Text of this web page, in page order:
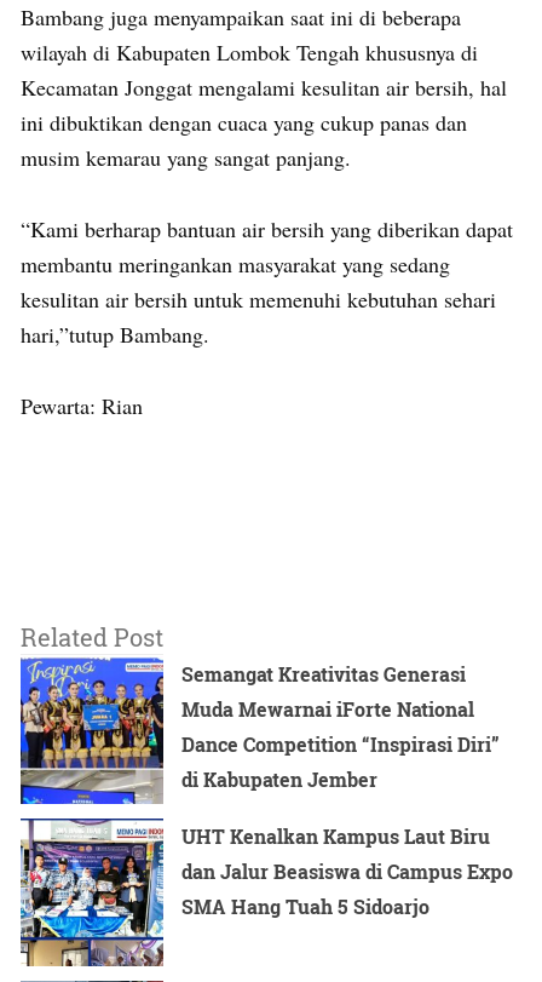
Bambang juga menyampaikan saat ini di beberapa
wilayah di Kabupaten Lombok Tengah khususnya di
Kecamatan Jonggat mengalami kesulitan air bersih, hal
ini dibuktikan dengan cuaca yang cukup panas dan
musim kemarau yang sangat panjang.
“Kami berharap bantuan air bersih yang diberikan dapat
membantu meringankan masyarakat yang sedang
kesulitan air bersih untuk memenuhi kebutuhan sehari
hari,”tutup Bambang.
Pewarta: Rian
Related Post
Semangat Kreativitas Generasi
Muda Mewarnai iForte National
Dance Competition “Inspirasi Diri”
di Kabupaten Jember
UHT Kenalkan Kampus Laut Biru
dan Jalur Beasiswa di Campus Expo
SMA Hang Tuah 5 Sidoarjo